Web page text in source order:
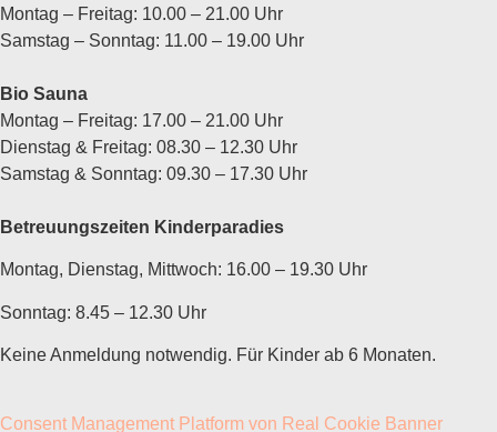
Montag – Freitag: 10.00 – 21.00 Uhr
Samstag – Sonntag: 11.00 – 19.00 Uhr
Bio Sauna
Montag – Freitag: 17.00 – 21.00 Uhr
Dienstag & Freitag: 08.30 – 12.30 Uhr
Samstag & Sonntag: 09.30 – 17.30 Uhr
Betreuungszeiten Kinderparadies
Montag, Dienstag, Mittwoch: 16.00 – 19.30 Uhr
Sonntag: 8.45 – 12.30 Uhr
Keine Anmeldung notwendig. Für Kinder ab 6 Monaten.
Consent Management Platform von Real Cookie Banner